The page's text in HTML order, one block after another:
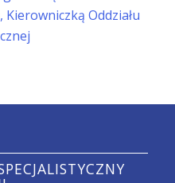
Oddziału